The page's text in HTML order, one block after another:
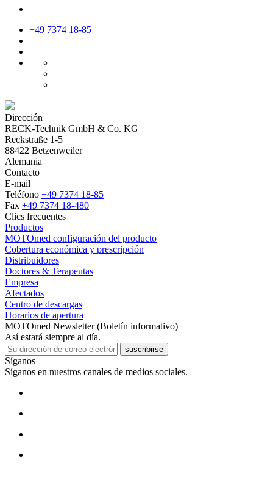
+49 7374 18-85
Dirección
RECK-Technik GmbH & Co. KG
Reckstraße 1-5
88422 Betzenweiler
Alemania
Contacto
E-mail
Teléfono +49 7374 18-85
Fax +49 7374 18-480
Clics frecuentes
Productos
MOTOmed configuración del producto
Cobertura económica y prescripción
Distribuidores
Doctores & Terapeutas
Empresa
Afectados
Centro de descargas
Horarios de apertura
MOTOmed Newsletter (Boletín informativo)
Así estará siempre al día.
suscribirse
Síganos
Síganos en nuestros canales de medios sociales.